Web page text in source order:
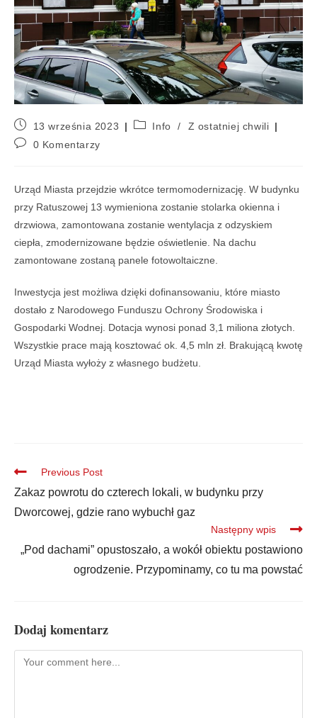
13 września 2023 Info /
Z ostatniej chwili
0 Komentarzy
Urząd Miasta przejdzie wkrótce termomodernizację. W budynku
przy Ratuszowej 13 wymieniona zostanie stolarka okienna i
drzwiowa, zamontowana zostanie wentylacja z odzyskiem
ciepła, zmodernizowane będzie oświetlenie. Na dachu
zamontowane zostaną panele fotowoltaiczne.
Inwestycja jest możliwa dzięki dofinansowaniu, które miasto
dostało z Narodowego Funduszu Ochrony Środowiska i
Gospodarki Wodnej. Dotacja wynosi ponad 3,1 miliona złotych.
Wszystkie prace mają kosztować ok. 4,5 mln zł. Brakującą kwotę
Urząd Miasta wyłoży z własnego budżetu.
Previous Post
Zakaz powrotu do czterech lokali, w budynku przy
Dworcowej, gdzie rano wybuchł gaz
Następny wpis
„Pod dachami” opustoszało, a wokół obiektu postawiono
ogrodzenie. Przypominamy, co tu ma powstać
Dodaj komentarz